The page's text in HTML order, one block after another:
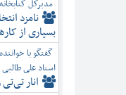
مدیرکل
نامزد
بسیاری از
گفتگو با
استاد علی طالبی
انار